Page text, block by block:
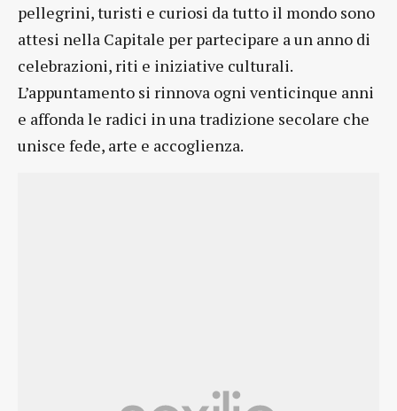
pellegrini, turisti e curiosi da tutto il mondo sono
attesi nella Capitale per partecipare a un anno di
celebrazioni, riti e iniziative culturali.
L’appuntamento si rinnova ogni venticinque anni
e affonda le radici in una tradizione secolare che
unisce fede, arte e accoglienza.